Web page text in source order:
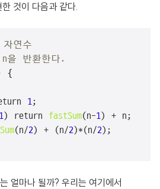
것이 다음과 같다.
연수
반환한다.
{
1;
1) return fastSum(n-1) + n;
(n/2) + (n/2)*(n/2);
얼마나 될까? 우리는 여기에서